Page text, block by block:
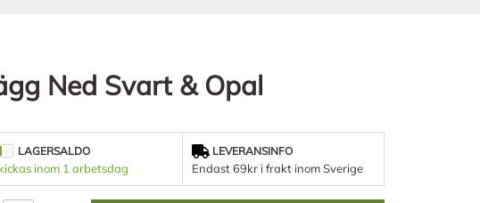
Ned Svart & Opal
LAGERSALDO
inom 1 arbetsdag
LEVERANSINFO
Endast 69kr i frakt inom Sverige